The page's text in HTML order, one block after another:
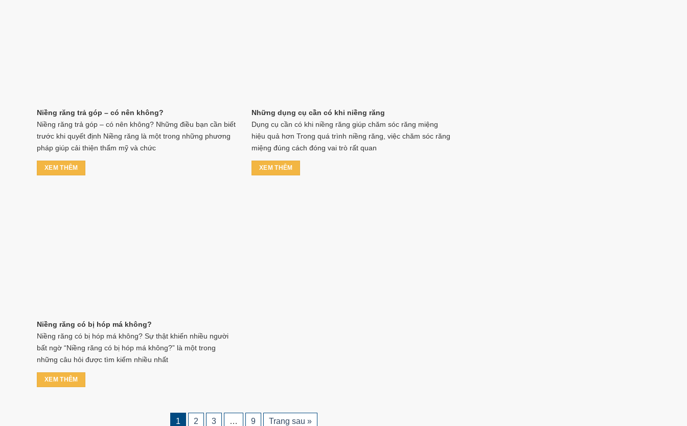
Niềng răng trả góp – có nên không?
Niềng răng trả góp – có nên không? Những điều bạn cần biết
trước khi quyết định Niềng răng là một trong những phương
pháp giúp cải thiện thẩm mỹ và chức
XEM THÊM
Những dụng cụ cần có khi niềng răng
Dụng cụ cần có khi niềng răng giúp chăm sóc răng miệng
hiệu quả hơn Trong quá trình niềng răng, việc chăm sóc răng
miệng đúng cách đóng vai trò rất quan
XEM THÊM
Niềng răng có bị hóp má không?
Niềng răng có bị hóp má không? Sự thật khiến nhiều người
bất ngờ “Niềng răng có bị hóp má không?” là một trong
những câu hỏi được tìm kiếm nhiều nhất
XEM THÊM
1 2 3 … 9 Trang sau »